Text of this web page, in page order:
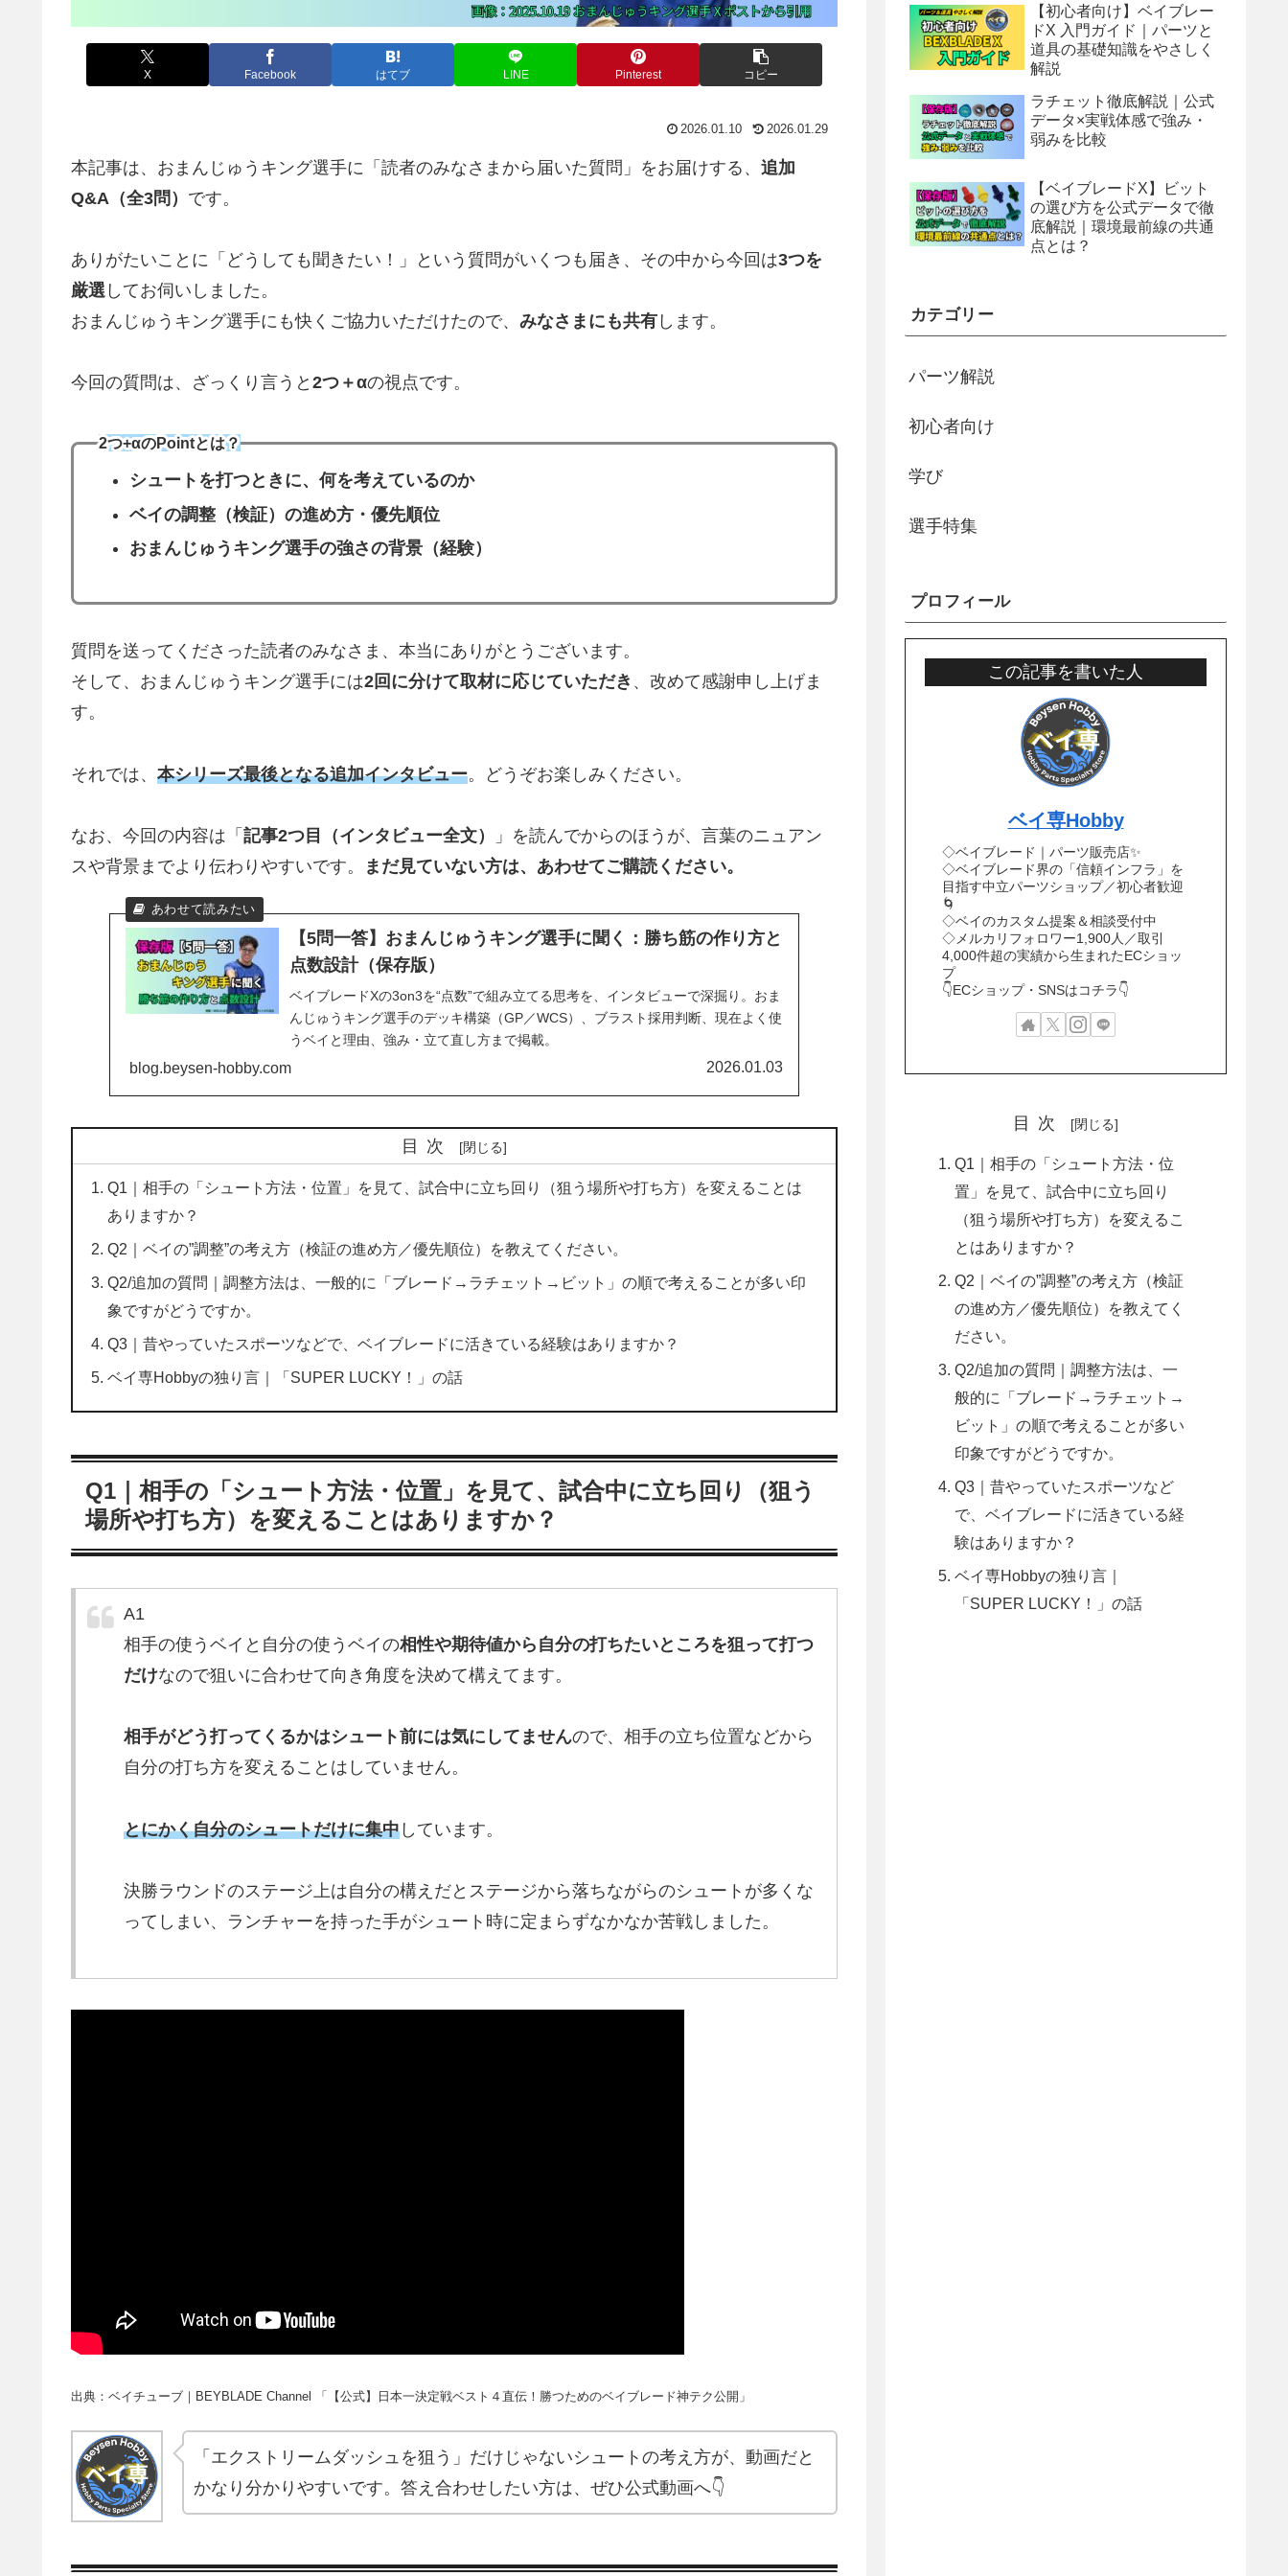
X Facebook はてブ LINE Pinterest コピー
2026.01.10 2026.01.29
本記事は、おまんじゅうキング選手に「読者のみなさまから届いた質問」をお届けする、 追加
Q&A（全3問） です。
ありがたいことに「どうしても聞きたい！」という質問がいくつも届き、その中から今回は3つを
厳選 してお伺いしました。
おまんじゅうキング選手にも快くご協力いただけたので、 みなさまにも共有 します。
今回の質問は、ざっくり言うと 2つ＋αの視点です。
2つ+αのPointとは？
シュートを打つときに、何を考えているのか
ベイの調整（検証）の進め方・優先順位
おまんじゅうキング選手の強さの背景（経験）
質問を送ってくださった読者のみなさま、本当にありがとうございます。
そして、おまんじゅうキング選手には2回に分けて取材に応じていただき 、改めて感謝申し上げま
す。
それでは、 本シリーズ最後となる追加インタビュー。どうぞお楽しみください。
なお、今回の内容は「 記事2つ目（インタビュー全文）
」を読んでからのほうが、言葉のニュアン
スや背景までより伝わりやすいです。
まだ見ていない方は、あわせてご購読ください。
【5問一答】おまんじゅうキング選手に聞く：勝ち筋の作り方と
点数設計（保存版）
ベイブレードXの3on3を“点数”で組み立てる思考を、インタビューで深掘り。おま
んじゅうキング選手のデッキ構築（GP／WCS）、ブラスト採用判断、現在よく使
うベイと理由、強み・立て直し方まで掲載。
blog.beysen-hobby.com 2026.01.03
目次
Q1｜相手の「シュート方法・位置」を見て、試合中に立ち回り（狙う場所や打ち方）を変えることは
ありますか？
Q2｜ベイの”調整”の考え方（検証の進め方／優先順位）を教えてください。
Q2/追加の質問｜調整方法は、一般的に「ブレード→ラチェット→ビット」の順で考えることが多い印
象ですがどうですか。
Q3｜昔やっていたスポーツなどで、ベイブレードに活きている経験はありますか？
ベイ専Hobbyの独り言｜「SUPER LUCKY！」の話
Q1｜相手の「シュート方法・位置」を見て、試合中に立ち回り（狙う
場所や打ち方）を変えることはありますか？
A1
相手の使うベイと自分の使うベイの相性や期待値から自分の打ちたいところを狙って打つ
だけなので狙いに合わせて向き角度を決めて構えてます。
相手がどう打ってくるかはシュート前には気にしてませんので、相手の立ち位置などから
自分の打ち方を変えることはしていません。
とにかく自分のシュートだけに集中 しています。
決勝ラウンドのステージ上は自分の構えだとステージから落ちながらのシュートが多くな
ってしまい、ランチャーを持った手がシュート時に定まらずなかなか苦戦しました。
出典：ベイチューブ｜BEYBLADE Channel 「【公式】日本一決定戦ベスト４直伝！勝つためのベイブレード神テク公開」
「エクストリームダッシュを狙う」だけじゃないシュートの考え方が、動画だと
かなり分かりやすいです。答え合わせしたい方は、ぜひ公式動画へ👇
【初心者向け】ベイブレー
ドX 入門ガイド｜パーツと
道具の基礎知識をやさしく
解説
ラチェット徹底解説｜公式
データ×実戦体感で強み・
弱みを比較
【ベイブレードX】ビット
の選び方を公式データで徹
底解説｜環境最前線の共通
点とは？
カテゴリー
パーツ解説
初心者向け
学び
選手特集
プロフィール
この記事を書いた人
ベイ専Hobby
◇ベイブレード｜パーツ販売店✨
◇ベイブレード界の「信頼インフラ」を
目指す中立パーツショップ／初心者歓迎
🌀
◇ベイのカスタム提案＆相談受付中
◇メルカリフォロワー1,900人／取引
4,000件超の実績から生まれたECショッ
プ
👇ECショップ・SNSはコチラ👇
目次
Q1｜相手の「シュート方法・位
置」を見て、試合中に立ち回り
（狙う場所や打ち方）を変えるこ
とはありますか？
Q2｜ベイの”調整”の考え方（検証
の進め方／優先順位）を教えてく
ださい。
Q2/追加の質問｜調整方法は、一
般的に「ブレード→ラチェット→
ビット」の順で考えることが多い
印象ですがどうですか。
Q3｜昔やっていたスポーツなど
で、ベイブレードに活きている経
験はありますか？
ベイ専Hobbyの独り言｜
「SUPER LUCKY！」の話